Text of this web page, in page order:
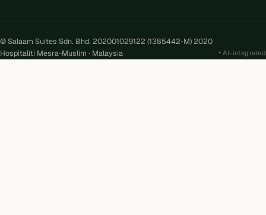
© Salaam Suites Sdn. Bhd. 202001029122 (1385442-M) 2020
Hospitaliti Mesra-Muslim · Malaysia
AI-integrated